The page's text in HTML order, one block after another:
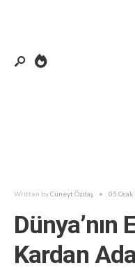
Written byCüneyt Özdaş • 05
Dünya’nın
Kardan